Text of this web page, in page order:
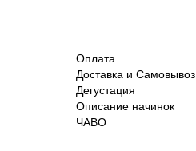
Оплата
Доставка и Самовывоз
Дегустация
Описание начинок
ЧАВО